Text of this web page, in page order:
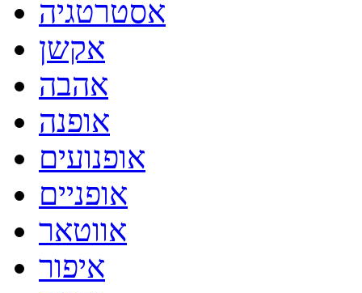
אסטרטגיה
אקשן
אהבה
אופנה
אופנועים
אופניים
אווטאר
איפור